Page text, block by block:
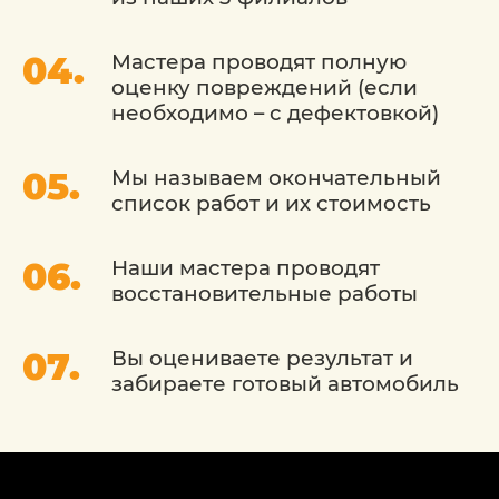
Весной и летом очень большое количество
насекомых налипает на кузов авто.
Некоторые из них выделяют очень
краску.
ТО ТОЛЬКО
«ДЕТЕЙЛИНГОФЪ»
Все эти и другие негативные
воздействия на лако-красочное
в нашем автосервисе. В работе мы
Мастера проводят полную
оценку повреждений (если
необходимо – с дефектовкой)
Мы называем окончательный
список работ и их стоимость
Наши мастера проводят
восстановительные работы
Вы оцениваете результат и
забираете готовый автомобиль